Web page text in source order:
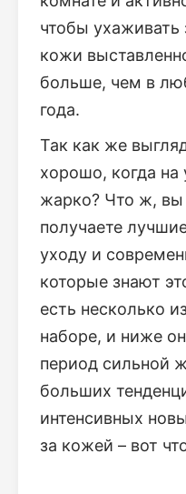
чтобы ухаживать
кожи
больше, чем в
года.
Так как же
хорошо, когда на
жарко? Что ж, вы
получаете
уходу и
которые знают
есть несколько
наборе, и ниже
период сильной
больших
интенсивных
за кожей – вот